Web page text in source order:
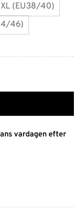
XL (EU38/40)
46)
vardagen efter